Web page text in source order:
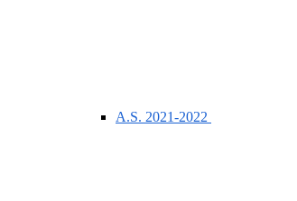
A.S. 2021-2022